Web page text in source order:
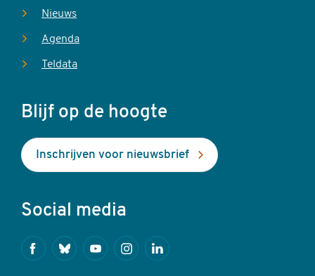
Nieuws
Agenda
Teldata
Blijf op de hoogte
Inschrijven voor nieuwsbrief
Social media
FacebookBlueskyYoutubeInstagramLinkedin